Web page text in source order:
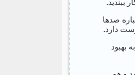
ببندید.
صدها
دارد.
بهبود